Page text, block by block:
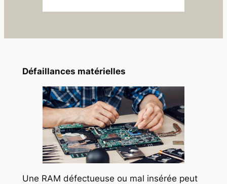
Défaillances matérielles
Une RAM défectueuse ou mal insérée peut